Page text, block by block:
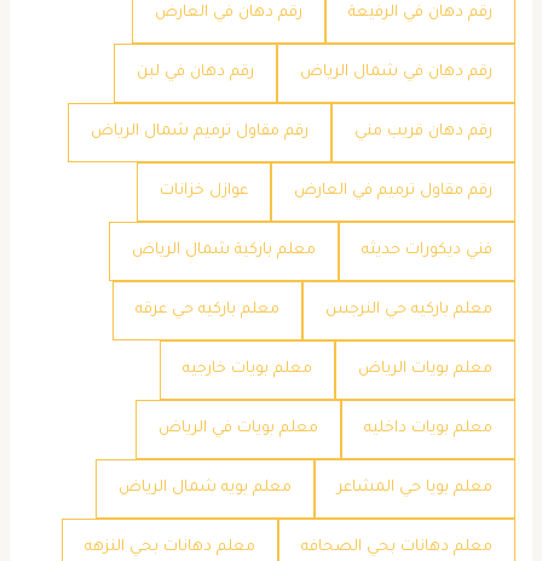
رقم دهان في الرفيعة رقم دهان في العارض
رقم دهان في شمال الرياض رقم دهان في لبن
رقم دهان قريب مني رقم مقاول ترميم شمال الرياض
رقم مقاول ترميم في العارض عوازل خزانات
فني ديكورات حديثه معلم باركية شمال الرياض
معلم باركيه حي النرجس معلم باركيه حي عرقه
معلم بويات الرياض معلم بويات خارجيه
معلم بويات داخليه معلم بويات في الرياض
معلم بويا حي المشاعر معلم بويه شمال الرياض
معلم دهانات بحي الصحافه معلم دهانات بحي النزهه